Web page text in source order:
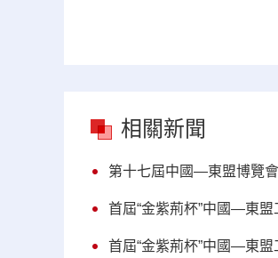
相關新聞
第十七屆中國—東盟博覽
首屆“金紫荊杯”中國—東
首屆“金紫荊杯”中國—東